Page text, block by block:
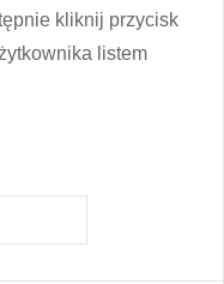
kliknij przycisk
listem